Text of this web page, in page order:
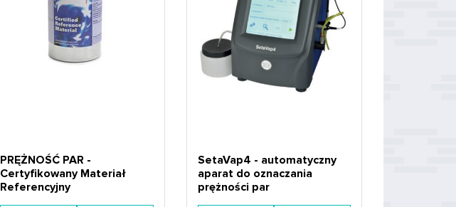
PRĘŻNOŚĆ PAR -
Certyfikowany Materiał
Referencyjny
SetaVap4 - automatyczny
aparat do oznaczania
prężności par